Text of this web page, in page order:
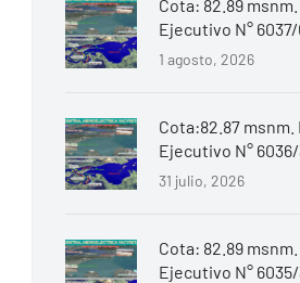
Cota: 82.89
Ejecutivo N°
1 agosto, 2026
Cota:82.87 msnm.
Ejecutivo N°
31 julio, 2026
Cota: 82.89
Ejecutivo N°